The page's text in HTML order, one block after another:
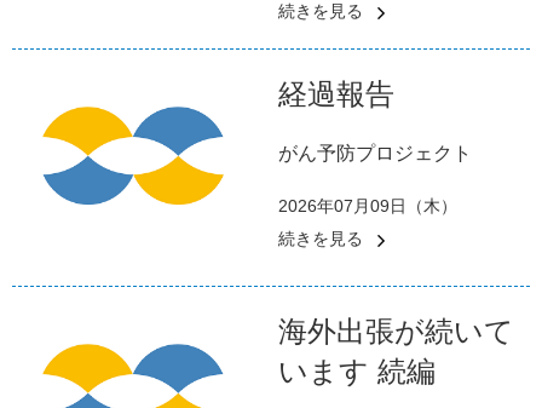
続きを見る
経過報告
がん予防プロジェクト
2026年07月09日（木）
続きを見る
海外出張が続いて
います 続編